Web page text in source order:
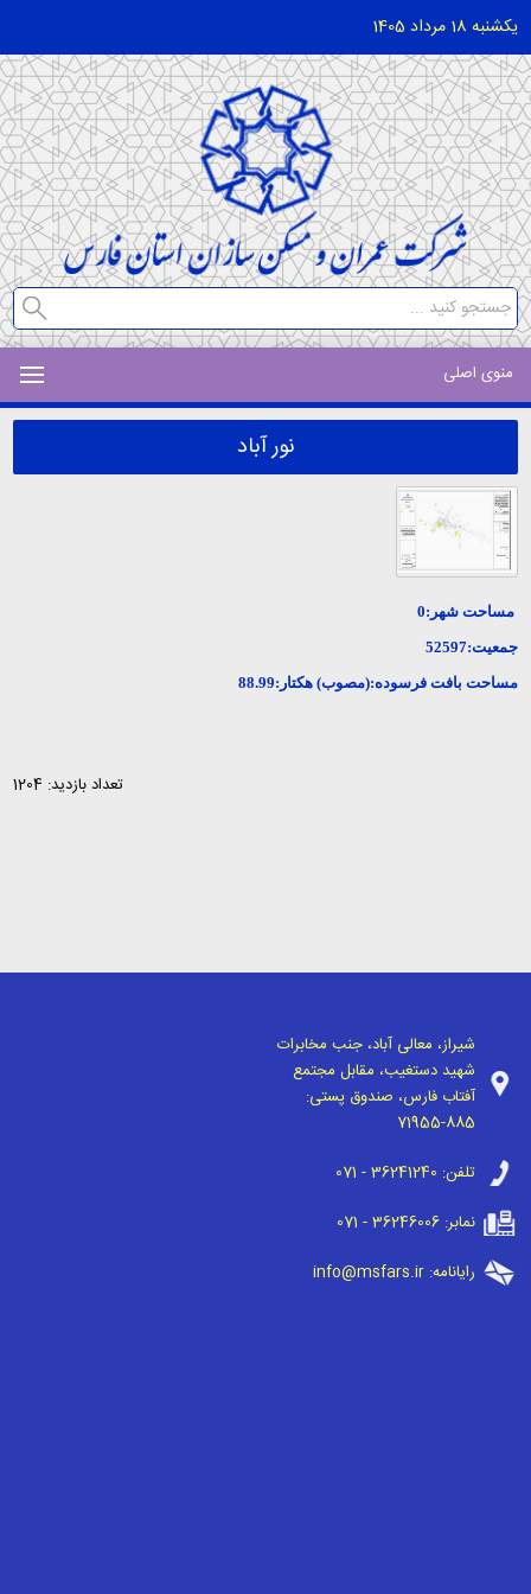
یکشنبه 18 مرداد 1405
منوی اصلی
نور آباد
مساحت شهر:0
جمعیت:52597
مساحت بافت فرسوده:(مصوب) هکتار:88.99
تعداد بازدید: 1204
شیراز، معالی آباد، جنب مخابرات
شهید دستغیب، مقابل مجتمع
آفتاب فارس، صندوق پستی:
71955-885
تلفن: 071 - 36241240
نمابر:071 - 36246006
رایانامه:info@msfars.ir